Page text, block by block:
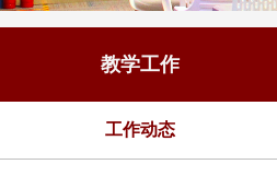
教学工作
工作动态